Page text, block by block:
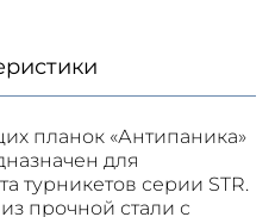
планок «Антипаника»
для
турникетов серии STR.
прочной стали с